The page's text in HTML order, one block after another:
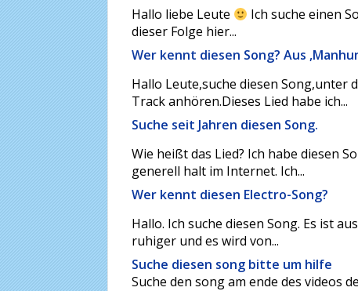
Hallo liebe Leute
Ich suche einen
dieser Folge hier...
Wer kennt diesen Song? Aus
Hallo Leute,suche diesen Song,unter
Track anhören.Dieses Lied habe ich...
Suche seit Jahren diesen Song.
Wie heißt das Lied? Ich habe diesen
generell halt im Internet. Ich...
Wer kennt diesen Electro-Song?
Hallo. Ich suche diesen Song. Es ist
ruhiger und es wird von...
Suche diesen song bitte um hilfe
Suche den song am ende des videos